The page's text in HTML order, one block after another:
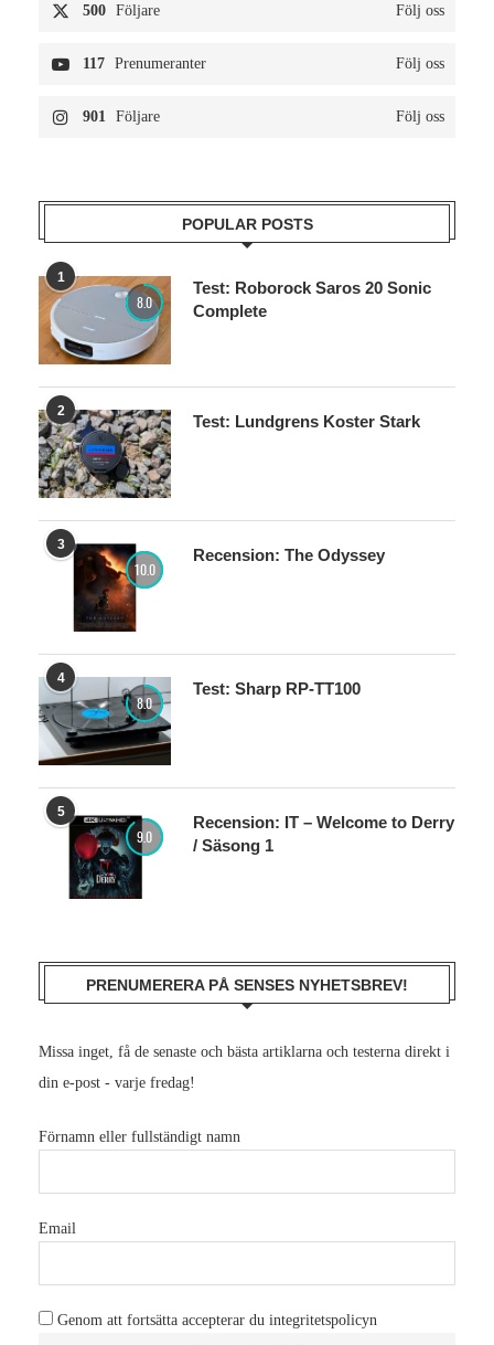
500 Följare Följ oss
117 Prenumeranter Följ oss
901 Följare Följ oss
POPULAR POSTS
1
8.0
Test: Roborock Saros 20 Sonic
Complete
2
Test: Lundgrens Koster Stark
3
10.0
Recension: The Odyssey
4
8.0
Test: Sharp RP-TT100
5
9.0
Recension: IT – Welcome to Derry
/ Säsong 1
PRENUMERERA PÅ SENSES NYHETSBREV!
Missa inget, få de senaste och bästa artiklarna och testerna direkt i
din e-post - varje fredag!
Förnamn eller fullständigt namn
Email
Genom att fortsätta accepterar du integritetspolicyn